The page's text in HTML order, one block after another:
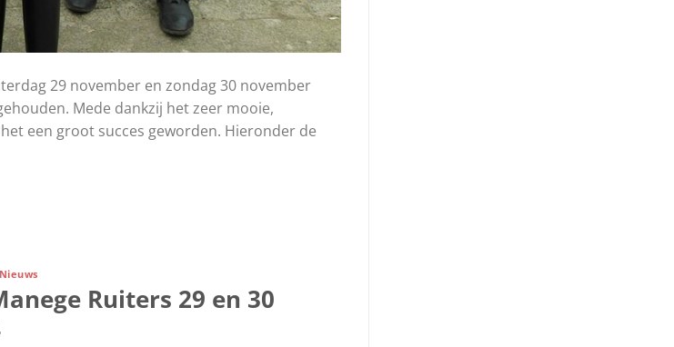
29 november en zondag 30 november
Mede dankzij het zeer mooie,
een groot succes geworden. Hieronder de
Nieuws
Ruiters 29 en 30